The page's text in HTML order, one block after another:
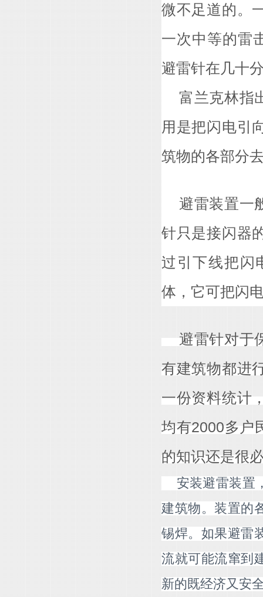
微不足道的。
一次中等的雷
避雷针在几十
富兰克林指
用是把闪电引
筑物的各部分
避雷装置一
针只是接闪器
过引下线把闪
体，它可把闪
避雷针对于
有建筑物都进
一份资料统计
均有2000多户
的知识还是很
安装避雷装置
建筑物。装置的
锡焊。如果避雷
流就可能流窜到
新的既经济又安